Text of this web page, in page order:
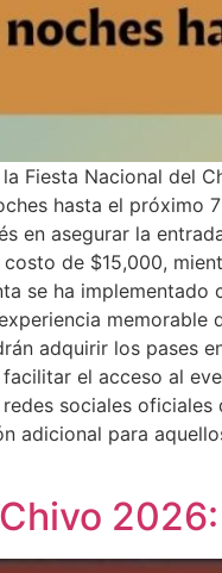
Fiesta Nacional del
hasta el próximo
en asegurar la
de $15,000,
se ha
adquirir los pases
el acceso al
sociales
adicional para